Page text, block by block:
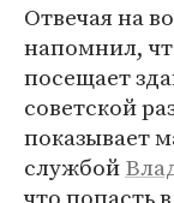
Отвечая на
напомнил,
посещает
советской
показывает
службой